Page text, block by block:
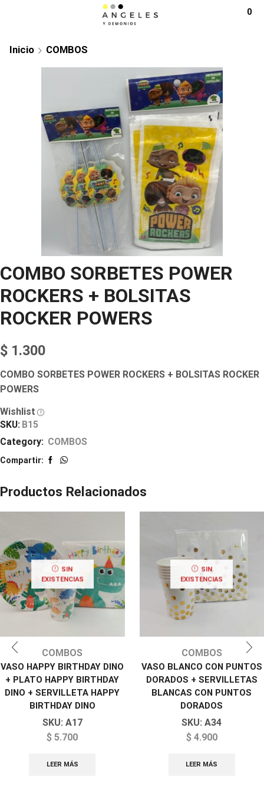
0
Inicio COMBOS
COMBO SORBETES POWER
ROCKERS + BOLSITAS
ROCKER POWERS
$ 1.300
COMBO SORBETES POWER ROCKERS + BOLSITAS ROCKER
POWERS
Wishlist
SKU: B15
Category: COMBOS
Compartir:
Productos Relacionados
SIN
EXISTENCIAS
COMBOS
VASO HAPPY BIRTHDAY DINO
+ PLATO HAPPY BIRTHDAY
DINO + SERVILLETA HAPPY
BIRTHDAY DINO
SKU: A17
$ 5.700
LEER MÁS
SIN
EXISTENCIAS
COMBOS
VASO BLANCO CON PUNTOS
DORADOS + SERVILLETAS
BLANCAS CON PUNTOS
DORADOS
SKU:A34
$4.900
LEER MÁS